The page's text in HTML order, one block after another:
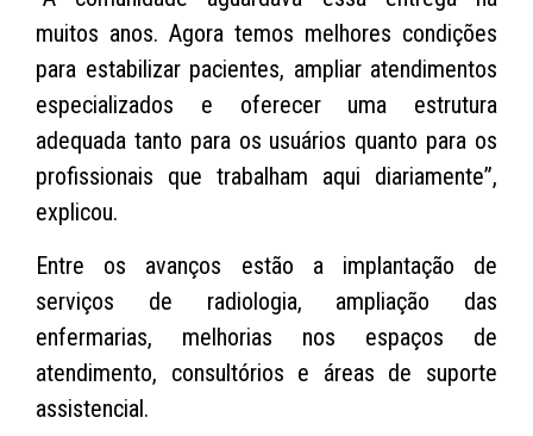
muitos anos. Agora temos melhores condições
para estabilizar pacientes, ampliar atendimentos
especializados e oferecer uma estrutura
adequada tanto para os usuários quanto para os
profissionais que trabalham aqui diariamente”,
explicou.
Entre os avanços estão a implantação de
serviços de radiologia, ampliação das
enfermarias, melhorias nos espaços de
atendimento, consultórios e áreas de suporte
assistencial.